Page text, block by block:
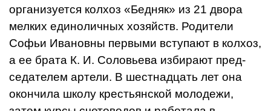
организуется колхоз «Бедняк» из 21 двора
мелких единоличных хозяйств. Родители
Софьи Ивановны первыми вступают в колхоз,
а ее брата К. И. Соловьева избирают пред­
седателем артели. В шестнадцать лет она
окончила школу крестьянской молодежи,